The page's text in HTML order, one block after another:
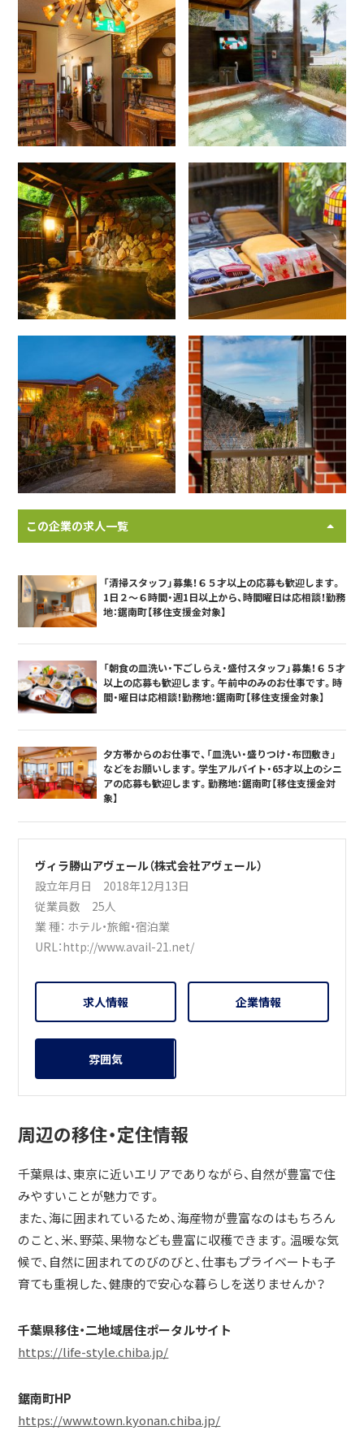
この企業の求人一覧
「清掃スタッフ」募集！６５才以上の応募も歓迎します。
1日２～６時間・週1日以上から、時間曜日は応相談！勤務
地：鋸南町【移住支援金対象】
「朝食の皿洗い・下ごしらえ・盛付スタッフ」募集！６５才
以上の応募も歓迎します。午前中のみのお仕事です。時
間・曜日は応相談！勤務地：鋸南町【移住支援金対象】
夕方帯からのお仕事で、「皿洗い・盛りつけ・布団敷き」
などをお願いします。学生アルバイト・65才以上のシニ
アの応募も歓迎します。勤務地：鋸南町【移住支援金対
象】
ヴィラ勝山アヴェール（株式会社アヴェール）
設立年月日 2018年12月13日
従業員数 25人
業 種： ホテル・旅館・宿泊業
URL：http://www.avail-21.net/
求人情報 企業情報
雰囲気
周辺の移住・定住情報
千葉県は、東京に近いエリアでありながら、自然が豊富で住
みやすいことが魅力です。
また、海に囲まれているため、海産物が豊富なのはもちろん
のこと、米、野菜、果物なども豊富に収穫できます。温暖な気
候で、自然に囲まれてのびのびと、仕事もプライベートも子
育ても重視した、健康的で安心な暮らしを送りませんか？
千葉県移住・二地域居住ポータルサイト
https://life-style.chiba.jp/
鋸南町HP
https://www.town.kyonan.chiba.jp/